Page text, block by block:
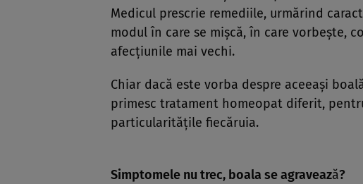
Medicul prescrie remediile, urmărind
modul în care se mişcă, în care vorbeşte,
afecţiunile mai vechi.
Chiar dacă este vorba despre aceeaşi
primesc tratament homeopat diferit,
particularităţile fiecăruia.
Simptomele nu trec, boala se agravează?